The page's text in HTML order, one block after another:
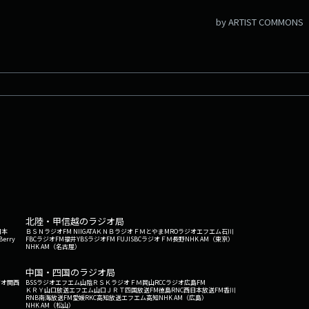
by ARTIST COMMONS
本
北陸・甲信越のラジオ局
ＢＳＮラジオFM NIIGATAＫＮＢラジオ ＦＭとやまMROラジオエフエム石川
FBCラジオFM福井YBSラジオFM FUJISBCラジオ ＦＭ長野NHK AM（東京）
NHK AM（名古屋）
関西
中国・四国のラジオ局
BSSラジオエフエム山陰ＲＳＫラジオ ＦＭ岡山RCCラジオ広島FM
ＫＲＹ山口放送エフエム山口 ＪＲＴ四国放送FM徳島RNC西日本放送FM香川
RNB南海放送FM愛媛RKC高知放送エフエム高知NHK AM（広島）
NHK AM（松山）